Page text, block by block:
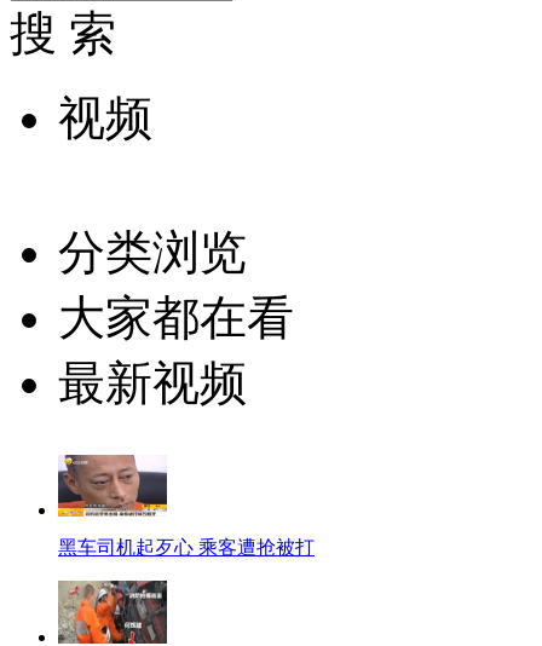
搜 索
视频
分类浏览
大家都在看
最新视频
黑车司机起歹心 乘客遭抢被打